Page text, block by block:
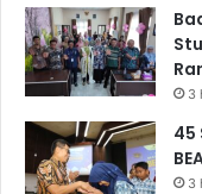
3
45
3